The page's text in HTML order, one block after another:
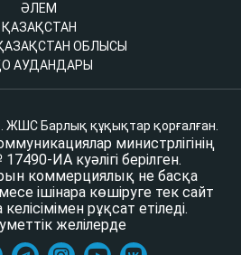
ӘЛЕМ
ҚАЗАҚСТАН
ОБЛЫСЫ
АУДАНДАРЫ
ЖШС Барлық құқықтар қорғалған.
министрлігінің
ИА куәлігі берілген.
коммерциялық не басқа
ішінара көшіруге тек сайт
рұқсат етіледі.
желілерде